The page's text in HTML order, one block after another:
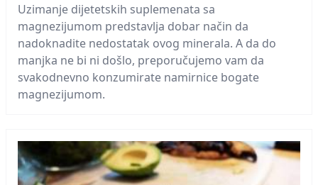
Uzimanje dijetetskih suplemenata sa
magnezijumom predstavlja dobar način da
nadoknadite nedostatak ovog minerala. A da do
manjka ne bi ni došlo, preporučujemo vam da
svakodnevno konzumirate namirnice bogate
magnezijumom.